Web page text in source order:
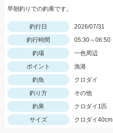
早朝釣りでの釣果です。
釣行日
2026/07/31
釣行時間
05:30～06:50
釣場
一色周辺
ポイント
漁港
釣魚
クロダイ
釣り方
その他
釣果
クロダイ1匹
サイズ
クロダイ40cm